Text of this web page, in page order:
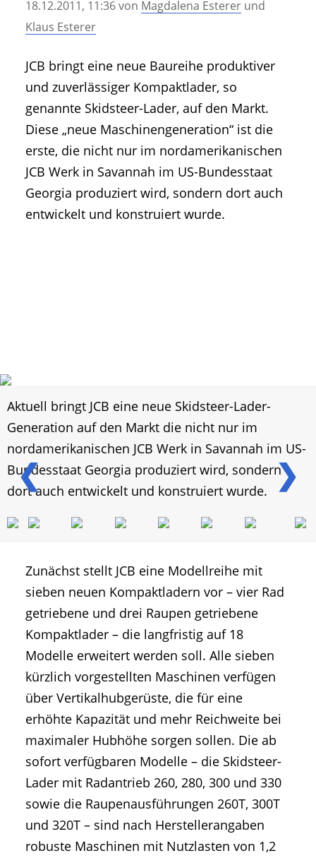
• Geschichte und Geschichten
• Messen und Veranstaltungen
• Agritechnica Neuheiten Archiv
• Artikel nach Hersteller/Marke
18.12.2011, 11:36von Magdalena Esterer und
Klaus Esterer
JCB bringt eine neue Baureihe produktiver
und zuverlässiger Kompaktlader, so
genannte Skidsteer-Lader, auf den Markt.
Diese „neue Maschinengeneration“ ist die
erste, die nicht nur im nordamerikanischen
JCB Werk in Savannah im US-Bundesstaat
Georgia produziert wird, sondern dort auch
entwickelt und konstruiert wurde.
❮ ❯
Aktuell bringt JCB eine neue Skidsteer-Lader-
Generation auf den Markt die nicht nur im
nordamerikanischen JCB Werk in Savannah im US-
Bundesstaat Georgia produziert wird, sondern
dort auch entwickelt und konstruiert wurde.
Zunächst stellt JCB eine Modellreihe mit
sieben neuen Kompaktladern vor – vier Rad
getriebene und drei Raupen getriebene
Kompaktlader – die langfristig auf 18
Modelle erweitert werden soll. Alle sieben
kürzlich vorgestellten Maschinen verfügen
über Vertikalhubgerüste, die für eine
erhöhte Kapazität und mehr Reichweite bei
maximaler Hubhöhe sorgen sollen. Die ab
sofort verfügbaren Modelle – die Skidsteer-
Lader mit Radantrieb 260, 280, 300 und 330
sowie die Raupenausführungen 260T, 300T
und 320T – sind nach Herstellerangaben
robuste Maschinen mit Nutzlasten von 1,2